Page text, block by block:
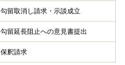
勾留取消し請求・示談成立
勾留延長阻止への意見書提出
保釈請求